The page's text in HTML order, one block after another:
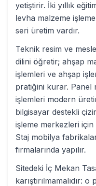
yetiştirir. İki yıllık
levha malzeme
seri üretim vardır.
Teknik resim ve
dilini öğretir; ahşap
işlemleri ve ahşap
pratiğini kurar. Panel
işlemleri modern
bilgisayar destekli
işleme merkezleri için
Staj mobilya
firmalarında yapılır.
Sitedeki İç Mekan
karıştırılmamalıdır: